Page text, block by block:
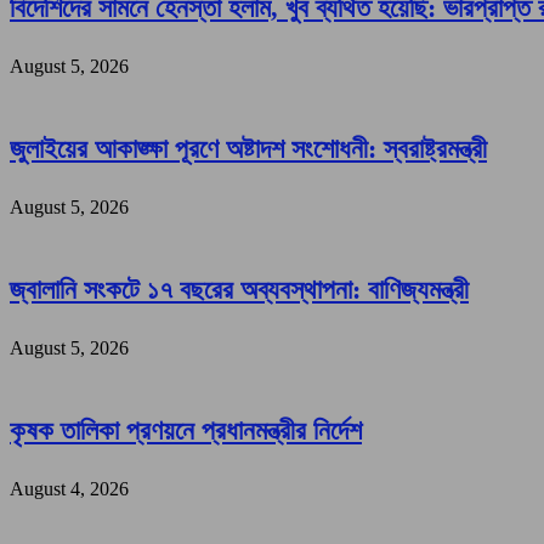
বিদেশিদের সামনে হেনস্তা হলাম, খুব ব্যথিত হয়েছি: ভারপ্রাপ্ত
August 5, 2026
জুলাইয়ের আকাঙ্ক্ষা পূরণে অষ্টাদশ সংশোধনী: স্বরাষ্ট্রমন্ত্রী
August 5, 2026
জ্বালানি সংকটে ১৭ বছরের অব্যবস্থাপনা: বাণিজ্যমন্ত্রী
August 5, 2026
কৃষক তালিকা প্রণয়নে প্রধানমন্ত্রীর নির্দেশ
August 4, 2026